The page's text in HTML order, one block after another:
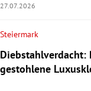
27.07.2026
Steiermark
gestohlene